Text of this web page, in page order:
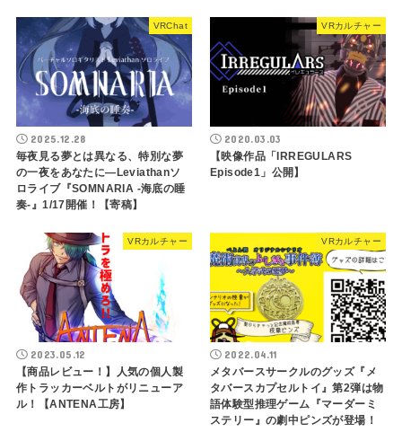
VRChat
2025.12.28
毎夜見る夢とは異なる、特別な夢
の一夜をあなたに―Leviathanソ
ロライブ『SOMNARIA -海底の睡
奏-』1/17開催！【寄稿】
VRカルチャー
2020.03.03
【映像作品「IRREGULARS
Episode1」公開】
VRカルチャー
2023.05.12
【商品レビュー！】人気の個人製
作トラッカーベルトがリニューア
ル！【ANTENA工房】
VRカルチャー
2022.04.11
メタバースサークルのグッズ『メ
タバースカプセルトイ』第2弾は物
語体験型推理ゲーム『マーダーミ
ステリー』の劇中ピンズが登場！